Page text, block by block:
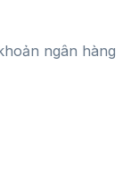
ngân hàng